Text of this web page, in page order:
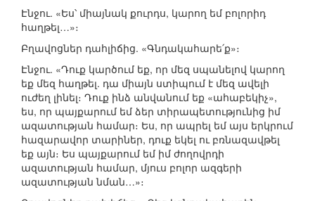
Էնջու. «Ես՝ միայնակ քուրդս, կարող եմ բոլորիդ
հաղթել…»։
Բղավոցներ դահլիճից. «Գնդակահարե՛ք»։
Էնջու. «Դուք կարծում եք, որ մեզ սպանելով կարող
եք մեզ հաղթել. դա միայն ստիպում է մեզ ավելի
ուժեղ լինել։ Դուք ինձ անվանում եք «ահաբեկիչ»,
ես, որ պայքարում եմ ձեր տիրապետությունից իմ
ազատության համար։ Ես, որ ապրել եմ այս երկրում
հազարավոր տարիներ, դուք եկել ու բռնազավթել
եք այն։ Ես պայքարում եմ իմ ժողովրդի
ազատության համար, մյուս բոլոր ազգերի
ազատության նման…»։